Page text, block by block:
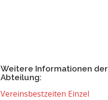
Weitere Informationen der
Abteilung:
Vereinsbestzeiten Einzel